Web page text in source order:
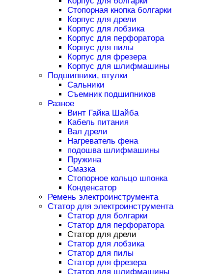
Стопорная кнопка болгарки
Корпус для дрели
Корпус для лобзика
Корпус для перфоратора
Корпус для пилы
Корпус для фрезера
Корпус для шлифмашины
Подшипники, втулки
Сальники
Съемник подшипников
Разное
Винт Гайка Шайба
Кабель питания
Вал дрели
Нагреватель фена
подошва шлифмашины
Пружина
Смазка
Стопорное кольцо шпонка
Конденсатор
Ремень электроинструмента
Статор для электроинструмента
Статор для болгарки
Статор для перфоратора
Статор для дрели
Статор для лобзика
Статор для пилы
Статор для фрезера
Статор для шлифмашины